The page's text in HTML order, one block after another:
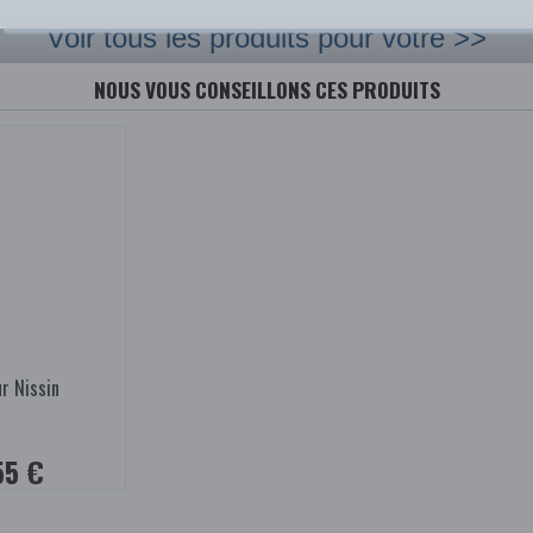
Voir tous les produits pour votre >>
NOUS VOUS CONSEILLONS CES PRODUITS
Nissin
€